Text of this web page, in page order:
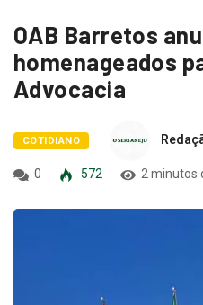
OAB Barretos
homenageados
Advocacia
COTIDIANO
0 572 2 minutos